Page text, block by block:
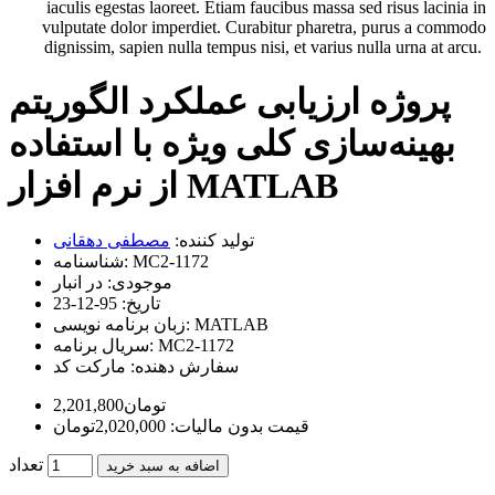
iaculis egestas laoreet. Etiam faucibus massa sed risus lacinia in
vulputate dolor imperdiet. Curabitur pharetra, purus a commodo
dignissim, sapien nulla tempus nisi, et varius nulla urna at arcu.
پروژه ارزیابی عملکرد الگوریتم
بهینه‌سازی کلی ویژه با استفاده
از نرم افزار MATLAB
تولید کننده: مصطفی دهقانی
شناسنامه: MC2-1172
موجودی: در انبار
تاریخ: 95-12-23
زبان برنامه نویسی: MATLAB
سریال برنامه: MC2-1172
سفارش دهنده: مارکت کد
2,201,800تومان
قیمت بدون مالیات: 2,020,000تومان
تعداد اضافه به سبد خرید